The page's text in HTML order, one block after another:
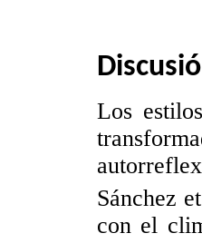
Los
Sánchez
con el